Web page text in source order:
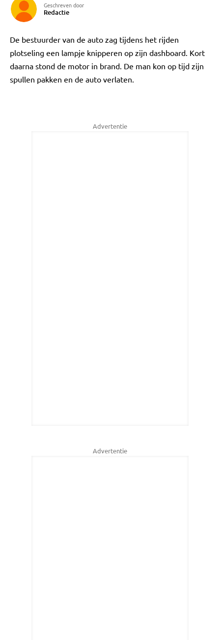
Geschreven door
Redactie
De bestuurder van de auto zag tijdens het rijden
plotseling een lampje knipperen op zijn dashboard. Kort
daarna stond de motor in brand. De man kon op tijd zijn
spullen pakken en de auto verlaten.
Advertentie
Advertentie